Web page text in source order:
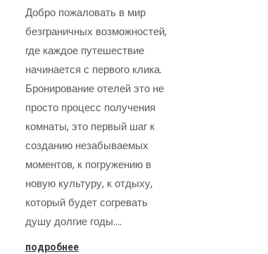
Добро пожаловать в мир
безграничных возможностей,
где каждое путешествие
начинается с первого клика.
Бронирование отелей это не
просто процесс получения
комнаты, это первый шаг к
созданию незабываемых
моментов, к погружению в
новую культуру, к отдыху,
который будет согревать
душу долгие годы.…
подробнее